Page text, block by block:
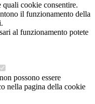
quali cookie consentire.
il funzionamento della
al funzionamento potete
possono essere
nella pagina della cookie